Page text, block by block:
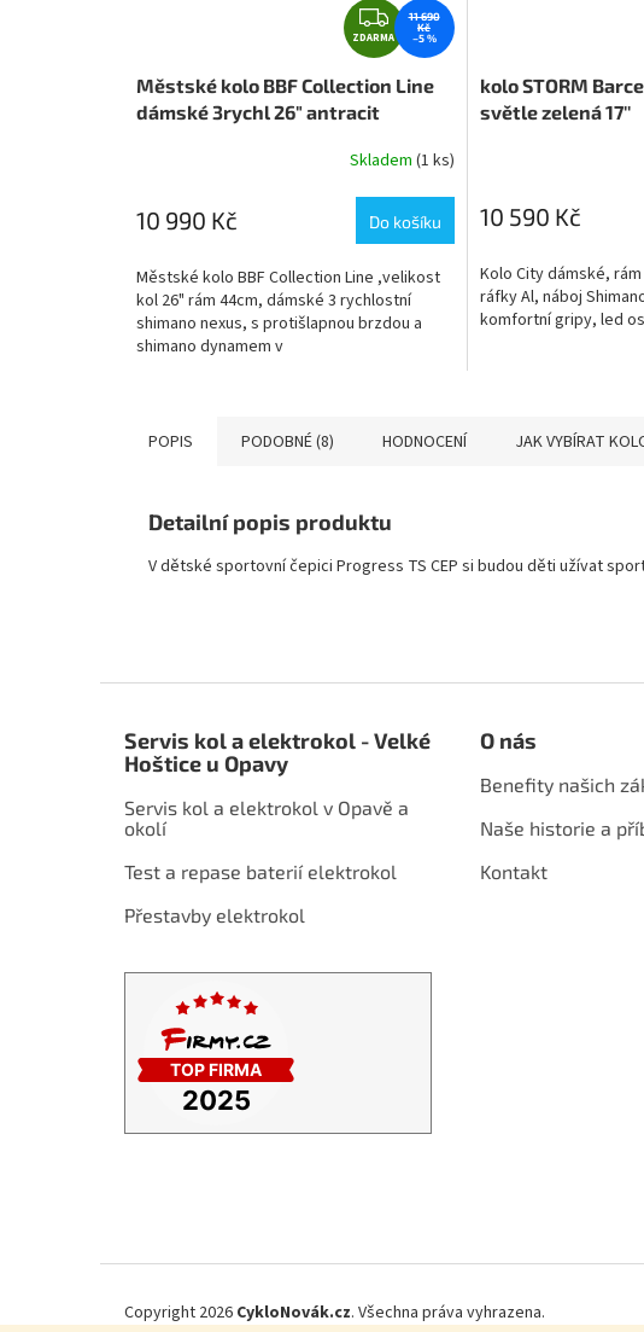
Z
D
A
R
A
ZDARMA
11 690
Kč
–5 %
Městské kolo BBF Collection Line
dámské 3rychl 26" antracit
Skladem (1 ks)
10 990 Kč Do košíku
Městské kolo BBF Collection Line ,velikost
kol 26" rám 44cm, dámské 3 rychlostní
shimano nexus, s protišlapnou brzdou a
shimano dynamem v
kolo STORM
světle zelená 17''
10 590 Kč
Kolo City dámské,
ráfky Al, náboj
komfortní gripy, led
POPIS PODOBNÉ (8) HODNOCENÍ JAK VYBÍRAT
Detailní popis produktu
V dětské sportovní čepici Progress TS CEP si budou děti užívat
Servis kol a elektrokol - Velké
Hoštice u Opavy
Servis kol a elektrokol v Opavě a
okolí
Test a repase baterií elektrokol
Přestavby elektrokol
O nás
Benefity našich
Naše historie a
Kontakt
Copyright 2026 CykloNovák.cz. Všechna práva vyhrazena.